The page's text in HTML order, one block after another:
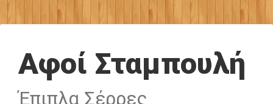
Αφοί Σταμπουλή
Έπιπλα Σέρρες